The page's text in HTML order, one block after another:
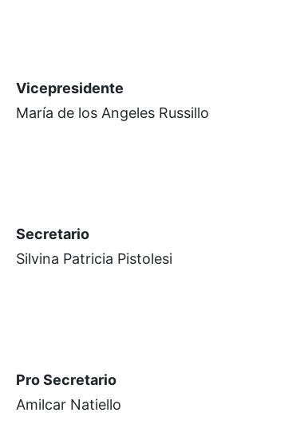
Vicepresidente
María de los Angeles Russillo
Secretario
Silvina Patricia Pistolesi
Pro Secretario
Amilcar Natiello